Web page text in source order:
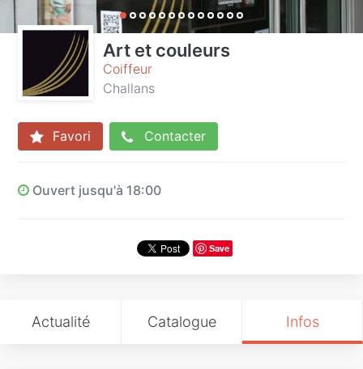
Art et couleurs
Coiffeur
Challans
Favori Contacter
Ouvert jusqu'à 18:00
Save
Actualité Catalogue Infos